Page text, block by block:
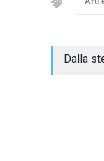
Dalla